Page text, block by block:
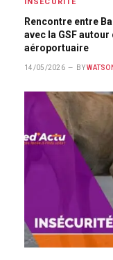
INSÉCURITÉ
Rencontre entre
avec la GSF
aéroportuaire
14/05/2026 BY